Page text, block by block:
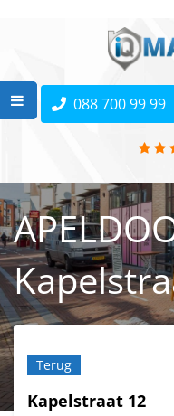
088 700 99 99
Terug
Kapelstraat 12